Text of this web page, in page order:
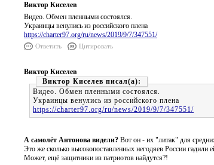
Виктор Киселев
Видео. Обмен пленными состоялся.
Украинцы венулись из российского плена
https://charter97.org/ru/news/2019/9/7/347551/
Ответить Цитировать
Виктор Киселев
Виктор Киселев
Видео. Обмен пленными состоялся.
Украинцы венулись из российского плена
https://charter97.org/ru/news/2019/9/7/347551/
А самолёт Антонова видели? Вот он - их "литак" для
Это же сколько высокопоставленных негодяев России
Может, ещё защитники из патриотов найдутся?!